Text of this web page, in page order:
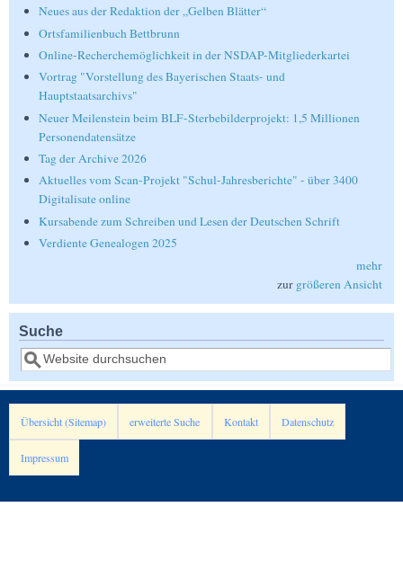
Neues aus der Redaktion der „Gelben Blätter“
Ortsfamilienbuch Bettbrunn
Online-Recherchemöglichkeit in der NSDAP-Mitgliederkartei
Vortrag "Vorstellung des Bayerischen Staats- und
Hauptstaatsarchivs"
Neuer Meilenstein beim BLF-Sterbebilderprojekt: 1,5 Millionen
Personendatensätze
Tag der Archive 2026
Aktuelles vom Scan-Projekt "Schul-Jahresberichte" - über 3400
Digitalisate online
Kursabende zum Schreiben und Lesen der Deutschen Schrift
Verdiente Genealogen 2025
mehr
zur größeren Ansicht
Suche
Suche
Übersicht (Sitemap) erweiterte Suche Kontakt Datenschutz
Impressum